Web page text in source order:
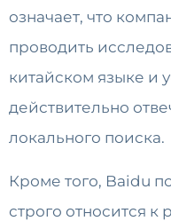
означает, что
проводить
китайском языке и
действительно
локального поиска.
Кроме того, Baidu
строго относится